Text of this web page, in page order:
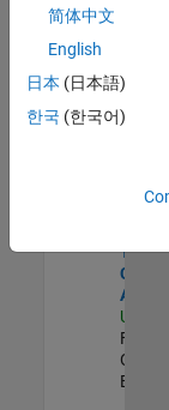
Senior
US-
Trade
Analyst
US-
简体中文
English
日本 (日本語)
한국 (한국어)